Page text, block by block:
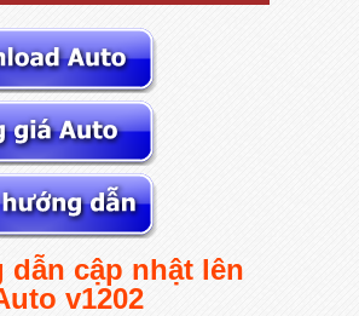
dẫn cập nhật lên
v1202